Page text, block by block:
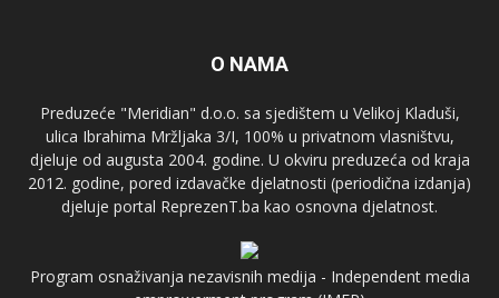
O NAMA
Preduzeće "Meridian" d.o.o. sa sjedištem u Velikoj Kladuši,
ulica Ibrahima Mržljaka 3/I, 100% u privatnom vlasništvu,
djeluje od augusta 2004. godine. U okviru preduzeća od kraja
2012. godine, pored izdavačke djelatnosti (periodična izdanja)
djeluje portal ReprezenT.ba kao osnovna djelatnost.
Program osnaživanja nezavisnih medija - Independent media